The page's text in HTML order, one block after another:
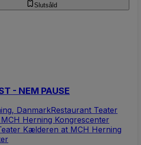
Slutsåld
- NEM PAUSE
DanmarkRestaurant Teater
Herning Kongrescenter
Kælderen at MCH Herning